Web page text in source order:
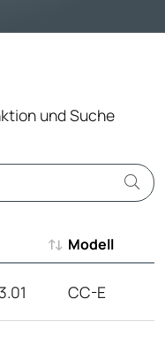
und Suche
Modell
CC-E